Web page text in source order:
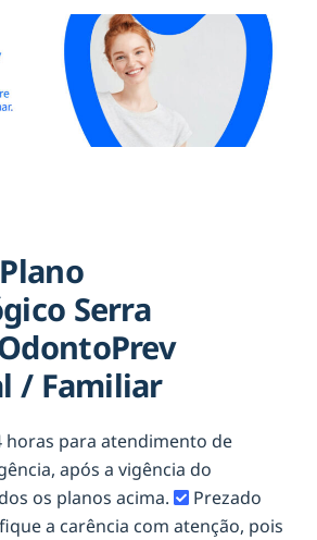
Serra
/ Familiar
horas para atendimento de
após a vigência do
os planos acima.
Prezado
a carência com atenção, pois